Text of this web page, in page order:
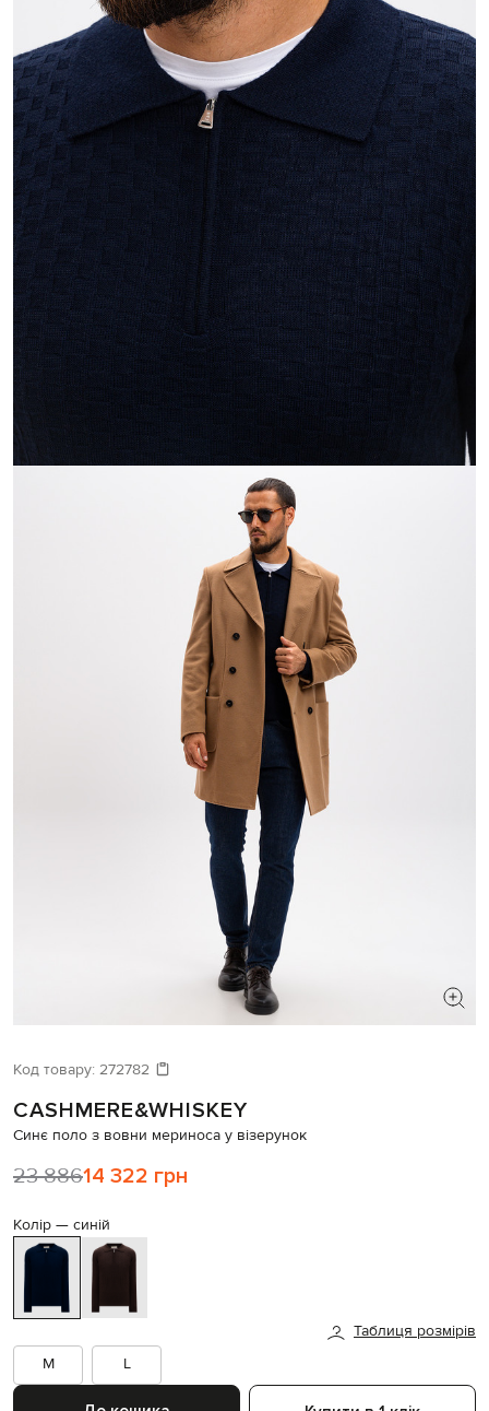
Давайте підберемо щось ще
Код товару: 272782
CASHMERE&WHISKEY
Синє поло з вовни мериноса у візерунок
23 88614 322 грн
Колір — синій
Таблиця розмірів
M
L